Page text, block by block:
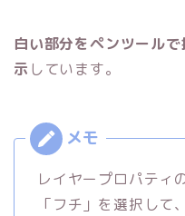
白い部分をペンツール
示 しています。
レイヤープロパティ
「フチ」を選択して